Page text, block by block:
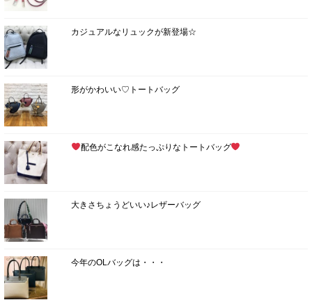
カジュアルなリュックが新登場☆
形がかわいい♡トートバッグ
配色がこなれ感たっぷりなトートバッグ
大きさちょうどいい♪レザーバッグ
今年のOLバッグは・・・